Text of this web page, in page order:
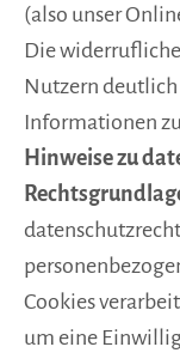
(also unser
Die
Nutzern
Informationen
Hinweise zu
Cookies
um eine